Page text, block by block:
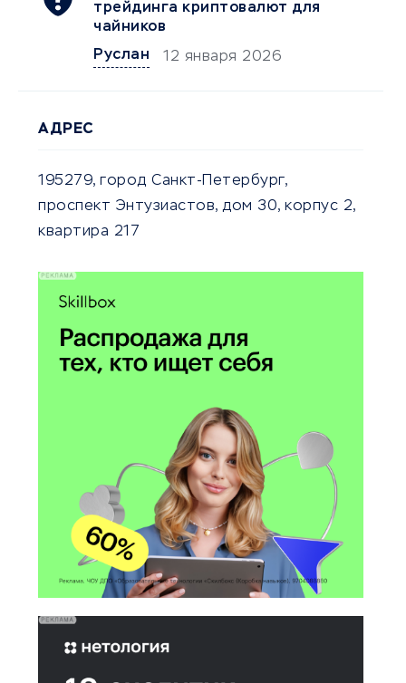
трейдинга криптовалют для
чайников
Руслан
12 января 2026
АДРЕС
195279, город Санкт-Петербург,
проспект Энтузиастов, дом 30, корпус 2,
квартира 217